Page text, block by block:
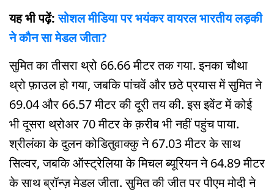
यह भी पढ़ें:सोशल मीडिया पर भयंकर वायरल भारतीय लड़की
ने कौन सा मेडल जीता?
सुमित का तीसरा थ्रो 66.66 मीटर तक गया. इनका चौथा
थ्रो फ़ाउल हो गया, जबकि पांचवें और छठे प्रयास में सुमित ने
69.04 और 66.57 मीटर की दूरी तय की. इस इवेंट में कोई
भी दूसरा थ्रोअर 70 मीटर के क़रीब भी नहीं पहुंच पाया.
श्रीलंका के दुलन कोडितुवाक्कु ने 67.03 मीटर के साथ
सिल्वर, जबकि ऑस्ट्रेलिया के मिचल ब्यूरियन ने 64.89 मीटर
के साथ ब्रॉन्ज़ मेडल जीता. सुमित की जीत पर पीएम मोदी ने